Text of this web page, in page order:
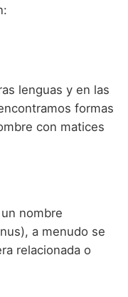
lenguas y en las
formas
con matices
nombre
a menudo se
relacionada o